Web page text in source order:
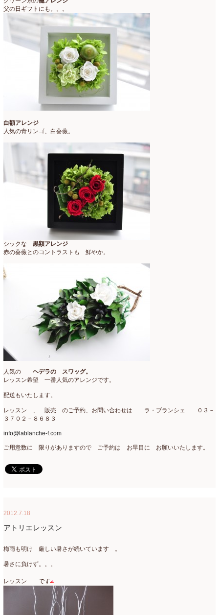
父の日ギフトにも。。。
白額アレンジ
人気の青リンゴ、白薔薇。
シックな 黒額アレンジ
赤の薔薇とのコントラストも 鮮やか。
人気の
ヘデラの スワッグ。
レッスン希望 一番人気のアレンジです。
配送もいたします。
レッスン 、 販売 のご予約、お問い合わせは ラ・ブランシェ ０３－
３７０２－８６８３
info@lablanche-f.com
ご用意数に 限りがありますので ご予約は お早目に お願いいたします。
2012.7.18
アトリエレッスン
梅雨も明け 厳しい暑さが続いています 。
暑さに負けず。。。
レッスン です